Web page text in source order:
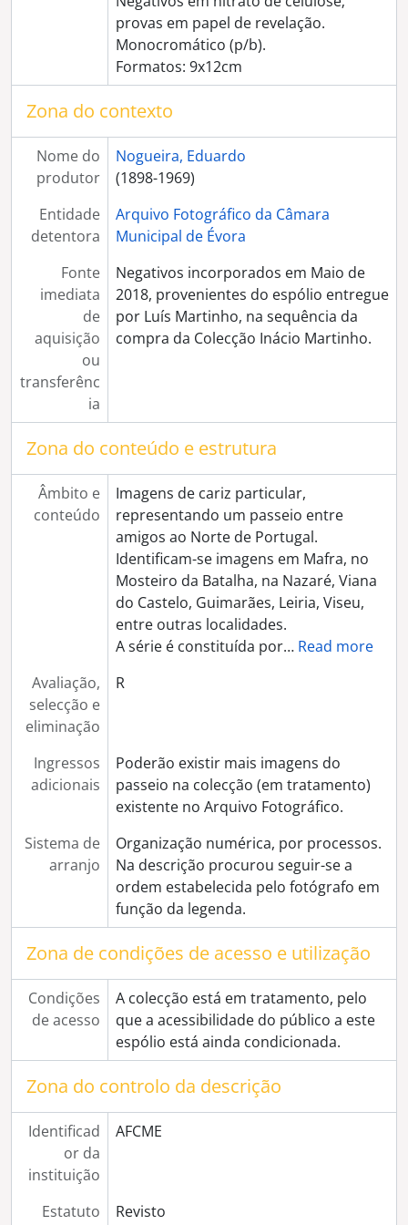
[Documento composto] "Leiria - vista parcial"
[Documento composto] "Leiria - ruínas do castelo"
[Documento composto] "Batalha - Porta do Mosteiro"
[Documento composto] "Leiria - na Mata dos Marrazes"
[Documento composto] "Leiria - na Mata dos Marrazes"
[Documento composto] "Nazareth"
[Documento composto] "Nazaré - vista tirada do Sítio"
[Documento composto] "S. Martinho do Porto - trecho da praia"
[Documento composto] "Óbidos - vista parcial"
[Documento simples] "Torres Vedras - 5 belos rapazes"
[Documento composto] "Mafra - os 5 gangas"
[Documento composto] "Cintra [sic] - Castelo da Pena"
[Documento composto] "Cintra [sic] - Castelo da Pena"
[Série] Congresso eucarístico, procissão e missa campal
[Série] Convento de S. Bento de Cástris
[Série] Museu de Évora
[Série] Igreja da Misericórdia de Évora
[Série] Vindima
[Série] Igreja e Convento dos Lóios
[Série] Corridas de touros não identificadas
[Série] Igreja do Espírito Santo
[Série] Arraiolos
[Série] Monsaraz
[Série] Largo dos Colegiais
[Série] Cortejo etnográfico, na Praça do Giraldo
[Série] Exposição "Barristas do Alentejo", no Palácio de Dom Manuel
[Série] Imagens de lavoura encomendadas pelo Engenheiro Sardinha Oliveira
[Série] Feira de São João de 1948
[Série] Reprodução de pinturas não identificadas
[Série] Propriedade de João Lopes Fernandes
[Série] Gráfica Eborense
[Série] Enfardamento de palha no Monte da Oliveira
[Série] Moinhos em local não identificado
[Série] Elvas
[Série] Largo Luís de Camões (zona da Porta Nova)
[Série] Arco de Dona Isabel
[Série] Jardim Público
[Série] Casa Pia - crianças e instalações
[Série] Muralhas de Évora
[Série] Correios, Telégrafos e Telefones
[Série] Convento de São José (Convento Novo)
[Série] Casa agrícola não identificada
provas em papel de revelação.
Monocromático (p/b).
Formatos: 9x12cm
Zona do contexto
Nome do
produtor
Nogueira, Eduardo
(1898-1969)
Entidade
detentora
Arquivo Fotográfico da Câmara
Municipal de Évora
Fonte
imediata
de
aquisição
ou
transferênc
ia
Negativos incorporados em Maio de
2018, provenientes do espólio entregue
por Luís Martinho, na sequência da
compra da Colecção Inácio Martinho.
Zona do conteúdo e estrutura
Âmbito e
conteúdo
Imagens de cariz particular,
representando um passeio entre
amigos ao Norte de Portugal.
Identificam-se imagens em Mafra, no
Mosteiro da Batalha, na Nazaré, Viana
do Castelo, Guimarães, Leiria, Viseu,
entre outras localidades.
A série é constituída por… Read more
Avaliação,
selecção e
eliminação
R
Ingressos
adicionais
Poderão existir mais imagens do
passeio na colecção (em tratamento)
existente no Arquivo Fotográfico.
Sistema de
arranjo
Organização numérica, por processos.
Na descrição procurou seguir-se a
ordem estabelecida pelo fotógrafo em
função da legenda.
Zona de condições de acesso e utilização
Condições
de acesso
A colecção está em tratamento, pelo
que a acessibilidade do público a este
espólio está ainda condicionada.
Zona do controlo da descrição
Identificad
or da
instituição
AFCME
Estatuto
Revisto